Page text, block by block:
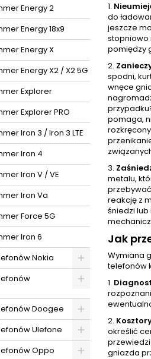
Energy 2
Energy 18x9
Energy X
Energy X2 / X2 5G
Explorer
Explorer PRO
Iron 3 / Iron 3 LTE
Iron 4
Iron V / VE
Iron Va
Force 5G
Iron 6
Nokia
Doogee
Ulefone
Oppo
1.
do
jeszcze
stopniowo
pomiędzy
2.
spodni,
wnęce
pomaga,
3.
metalu,
reakcję z
śniedzi
Jak
Wymiana
telefonów
1.
2.
określić
gniazda